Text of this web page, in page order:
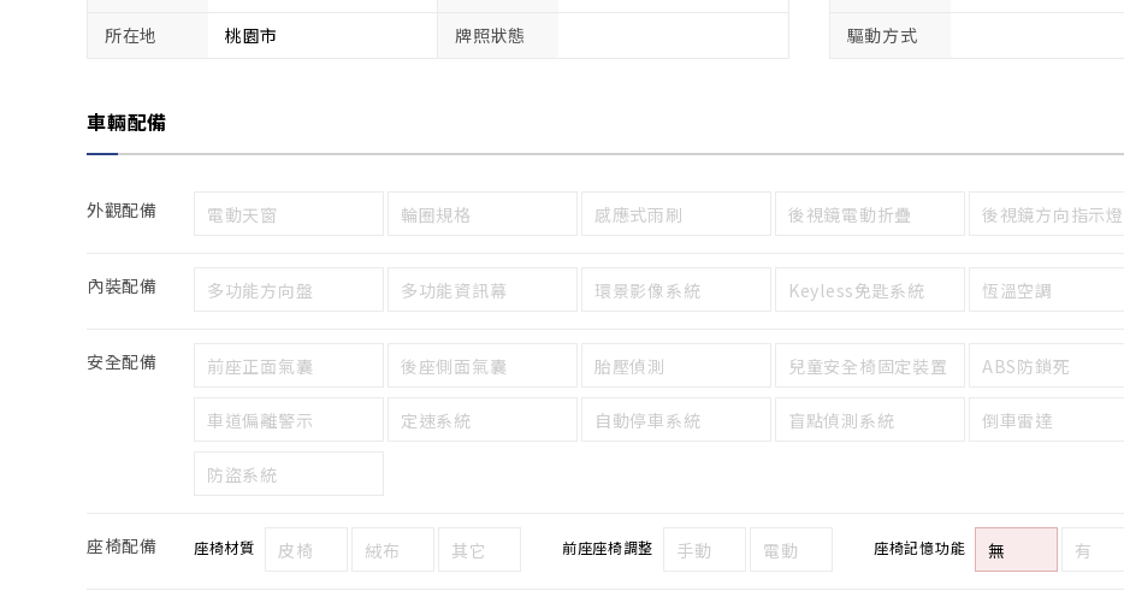
所在地
桃園市 牌照狀態
驅動方式
車輛配備
外觀配備 電動天窗 輪圈規格 感應式雨刷 後視鏡電動折疊 後視鏡方向指示燈
內裝配備 多功能方向盤 多功能資訊幕 環景影像系統 Keyless免匙系統 恆溫空調
安全配備 前座正面氣囊 後座側面氣囊 胎壓偵測 兒童安全椅固定裝置 ABS防鎖死
車道偏離警示 定速系統 自動停車系統 盲點偵測系統 倒車雷達
防盜系統
座椅配備 座椅材質 皮椅 絨布 其它 前座座椅調整 手動 電動 座椅記憶功能 無 有